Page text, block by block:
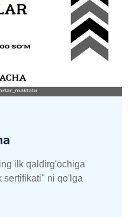
ilk qaldirg'ochiga
sertifikati" ni qo'lga